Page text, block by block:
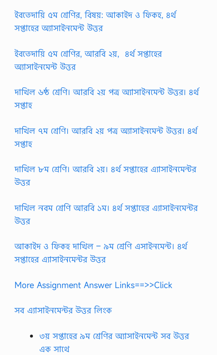
ইবতেদায়ি ৫ম শ্রেণির, বিষয়: আকাইদ ও ফিকহ, ৪র্থ
সপ্তাহের অ্যাসাইনমেন্ট উত্তর
ইবতেদায়ি ৫ম শ্রেণির, আরবি ২য়, ৪র্থ সপ্তাহের
অ্যাসাইনমেন্ট উত্তর
দাখিল ৬ষ্ঠ শ্রেণি। আরবি ২য় পত্র অ্যাসাইনমেন্ট উত্তর। ৪র্থ
সপ্তাহ
দাখিল ৭ম শ্রেণি। আরবি ২য় পত্র অ্যাসাইনমেন্ট উত্তর। ৪র্থ
সপ্তাহ
দাখিল ৮ম শ্রেণি। আরবি ২য়। ৪র্থ সপ্তাহের এ্যাসাইনমেন্টর
উত্তর
দাখিল নবম শ্রেণি আরবি ১ম। ৪র্থ সপ্তাহের এ্যাসাইনমেন্টর
উত্তর
আকাইদ ও ফিকহ দাখিল – ৯ম শ্রেণি এসাইনমেন্ট। ৪র্থ
সপ্তাহের এ্যাসাইনমেন্টর উত্তর
More Assignment Answer Links==>>Click
সব এ্যাসাইনমেন্টর উত্তর লিংক
৩য় সপ্তাহের ৯ম শ্রেণির অ্যাসাইনমেন্ট সব উত্তর
এক সাথে